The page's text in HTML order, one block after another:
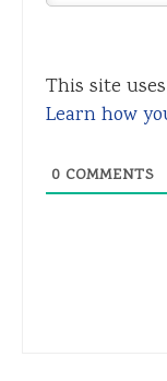
This site
Learn how
0 COMMENTS